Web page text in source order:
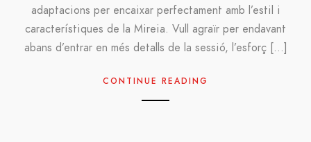
adaptacions per encaixar perfectament amb l’estil i
característiques de la Mireia. Vull agraïr per endavant
abans d’entrar en més detalls de la sessió, l’esforç […]
CONTINUE READING